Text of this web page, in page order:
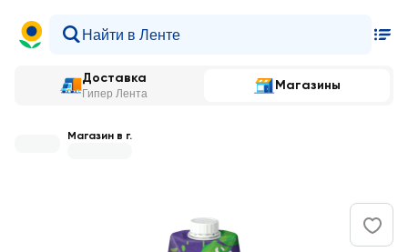
Доставка
Гипер Лента
Магазины
Магазин в г.